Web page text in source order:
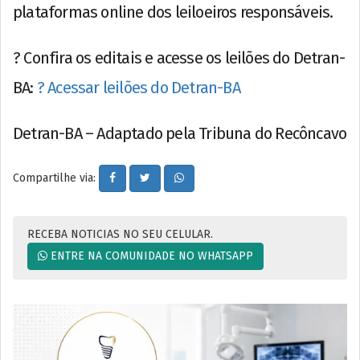
plataformas online dos leiloeiros responsáveis.
? Confira os editais e acesse os leilões do Detran-
BA: ? Acessar leilões do Detran-BA
Detran-BA – Adaptado pela Tribuna do Recôncavo
Compartilhe via:
RECEBA NOTICIAS NO SEU CELULAR.
ENTRE NA COMUNIDADE NO WHATSAPP